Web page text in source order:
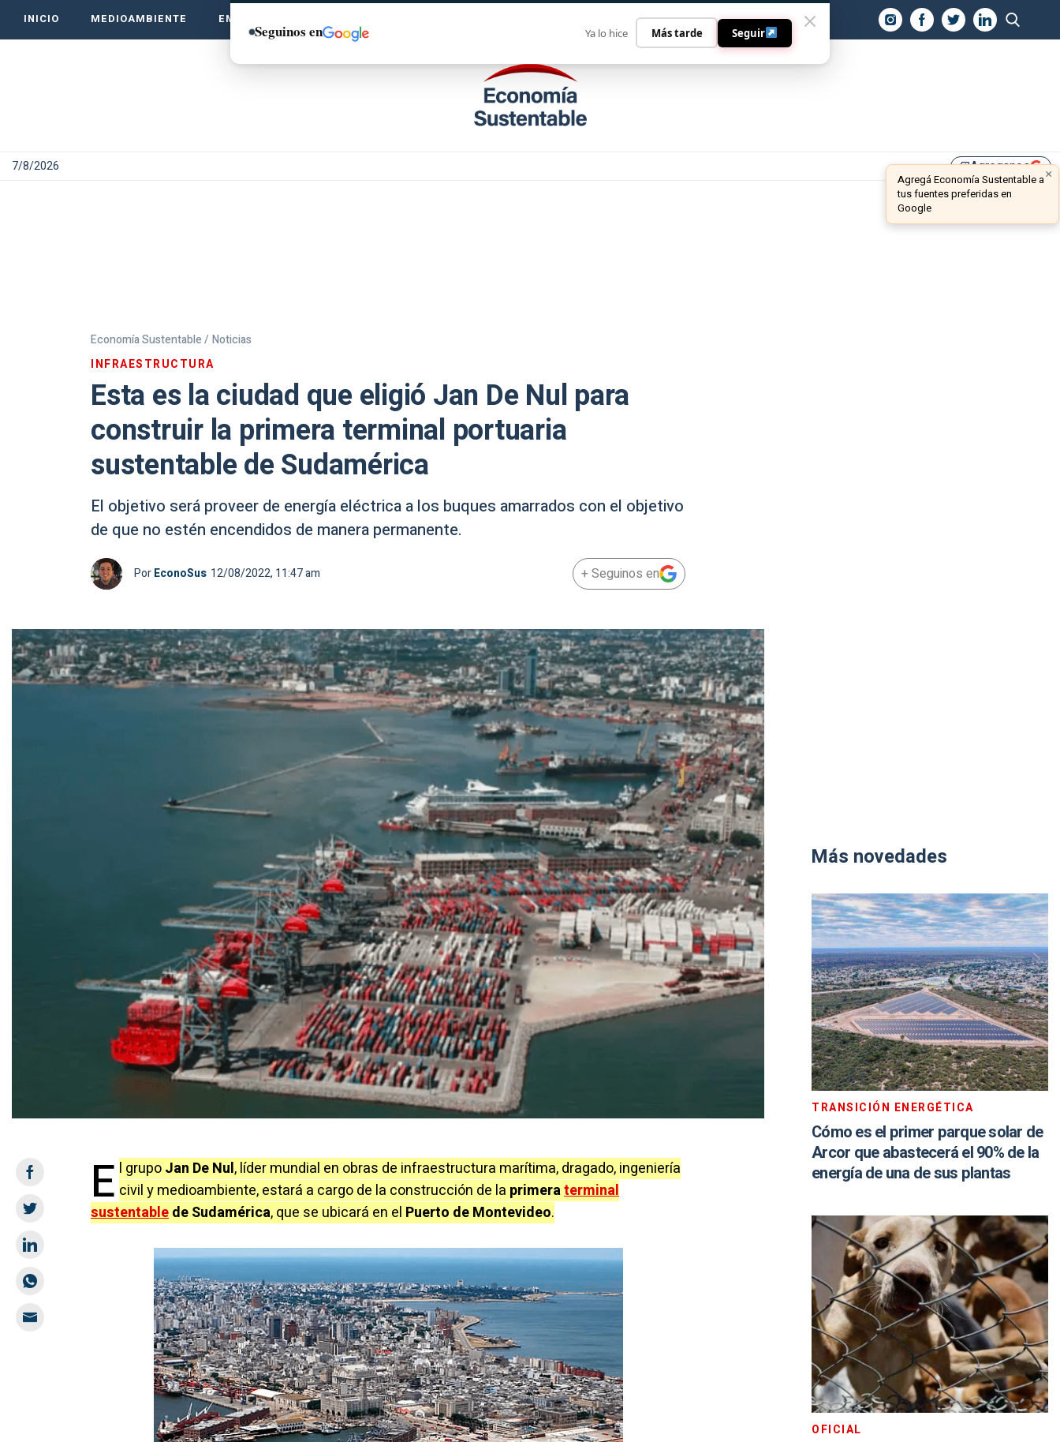
INICIO MEDIOAMBIENTE EMPRENDE VERDE CONTACTO
7/8/2026 library_addAgreganos ×
Agregá Economía Sustentable a
tus fuentes preferidas en
Google
Economía Sustentable / Noticias
INFRAESTRUCTURA
Esta es la ciudad que eligió Jan De Nul para
construir la primera terminal portuaria
sustentable de Sudamérica
El objetivo será proveer de energía eléctrica a los buques amarrados con el objetivo
de que no estén encendidos de manera permanente.
PorEconoSus 12/08/2022, 11:47 am + Seguinos en
E l grupoJan De Nul, líder mundial en obras de infraestructura marítima, dragado, ingeniería
civil y medioambiente, estará a cargo de la construcción de la primeraterminal
sustentablede Sudamérica, que se ubicará en el Puerto de Montevideo.
Más novedades
TRANSICIÓN ENERGÉTICA
Cómo es el primer parque solar de
Arcor que abastecerá el 90% de la
energía de una de sus plantas
OFICIAL
Seguinos en Ya lo hice Más tarde Seguir